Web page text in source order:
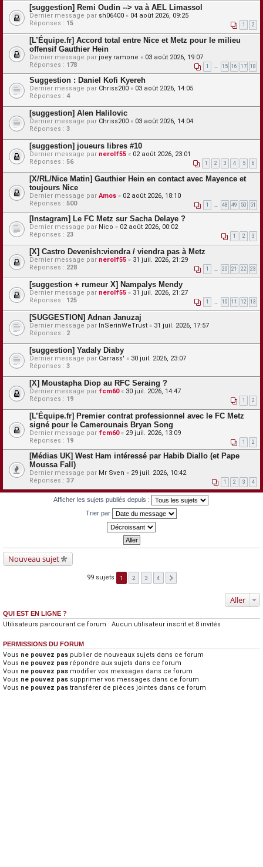
[suggestion] Remi Oudin --> va à AEL Limassol
Dernier message par sh06400 « 04 août 2026, 09:25
Réponses : 15 1 2
[L’Équipe.fr] Accord total entre Nice et Metz pour le milieu
offensif Gauthier Hein
Dernier message par joey ramone « 03 août 2026, 19:07
Réponses : 178 1 … 15 16 17 18
Suggestion : Daniel Kofi Kyereh
Dernier message par Chriss200 « 03 août 2026, 14:05
Réponses : 4
[suggestion] Alen Halilovic
Dernier message par Chriss200 « 03 août 2026, 14:04
Réponses : 3
[suggestion] joueurs libres #10
Dernier message par nerolf55 « 02 août 2026, 23:01
Réponses : 56 1 2 3 4 5 6
[X/RL/Nice Matin] Gauthier Hein en contact avec Mayence et
toujours Nice
Dernier message par Amos « 02 août 2026, 18:10
Réponses : 500 1 … 48 49 50 51
[Instagram] Le FC Metz sur Sacha Delaye ?
Dernier message par Nico « 02 août 2026, 00:02
Réponses : 23 1 2 3
[X] Castro Devenish:viendra / viendra pas à Metz
Dernier message par nerolf55 « 31 juil. 2026, 21:29
Réponses : 228 1 … 20 21 22 23
[suggestion + rumeur X] Nampalys Mendy
Dernier message par nerolf55 « 31 juil. 2026, 21:27
Réponses : 125 1 … 10 11 12 13
[SUGGESTION] Adnan Januzaj
Dernier message par InSerinWeTrust « 31 juil. 2026, 17:57
Réponses : 2
[suggestion] Yadaly Diaby
Dernier message par Carrass' « 30 juil. 2026, 23:07
Réponses : 3
[X] Moustapha Diop au RFC Seraing ?
Dernier message par fcm60« 30 juil. 2026, 14:47
Réponses : 19 1 2
[L’Équipe.fr] Premier contrat professionnel avec le FC Metz
signé pour le Camerounais Bryan Song
Dernier message par fcm60« 29 juil. 2026, 13:09
Réponses : 19 1 2
[Médias UK] West Ham intéressé par Habib Diallo (et Pape
Moussa Fall)
Dernier message par Mr Sven « 29 juil. 2026, 10:42
Réponses : 37 1 2 3 4
Afficher les sujets publiés depuis :
Trier par
Nouveau sujet
99 sujets 1 2 3 4
Aller
QUI EST EN LIGNE ?
Utilisateurs parcourant ce forum : Aucun utilisateur inscrit et 8 invités
PERMISSIONS DU FORUM
Vous ne pouvez pas publier de nouveaux sujets dans ce forum
Vous ne pouvez pas répondre aux sujets dans ce forum
Vous ne pouvez pas modifier vos messages dans ce forum
Vous ne pouvez pas supprimer vos messages dans ce forum
Vous ne pouvez pas transférer de pièces jointes dans ce forum